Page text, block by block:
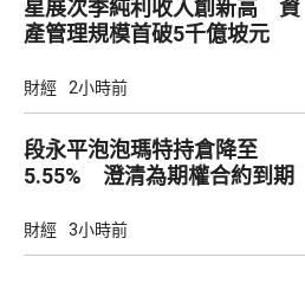
星展次季純利收入創新高 資
產管理規模首破5千億坡元
財經 2小時前
段永平泡泡瑪特持倉降至
5.55% 澄清為期權合約到期
財經 3小時前